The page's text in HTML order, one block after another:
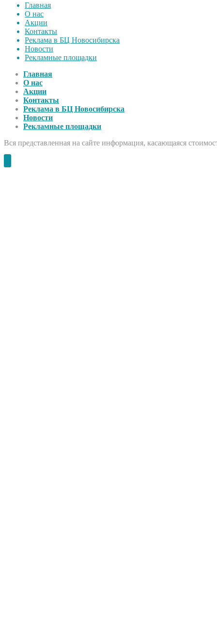
Главная
О нас
Акции
Контакты
Реклама в БЦ Новосибирска
Новости
Рекламные площадки
Главная
О нас
Акции
Контакты
Реклама в БЦ Новосибирска
Новости
Рекламные площадки
Вся представленная на сайте информация, касающаяся